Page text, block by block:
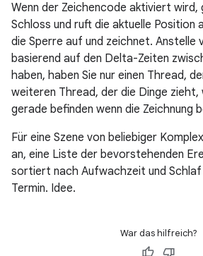
Wenn der Zeichencode aktiviert
Schloss und ruft die aktuelle Position
die Sperre auf und zeichnet. Anstelle
basierend auf den Delta-Zeiten
haben, haben Sie nur einen Thread,
weiteren Thread, der die Dinge zieht,
gerade befinden wenn die Zeichnung
Für eine Szene von beliebiger
an, eine Liste der bevorstehenden
sortiert nach Aufwachzeit und Schlaf
Termin. Idee.
War das hilfreich?